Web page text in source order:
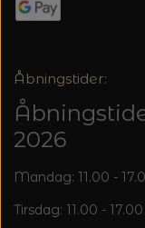
Åbningstider:
2026
Mandag: 11.00 -
Tirsdag: 11.00 - 17.00